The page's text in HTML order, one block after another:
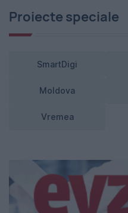
Proiecte speciale
SmartDigi
Moldova
Vremea